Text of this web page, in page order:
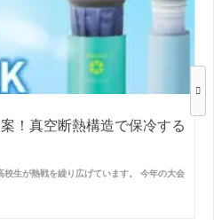
！真空断熱構造で保冷する
生が熱戦を繰り広げています。 今年の大会